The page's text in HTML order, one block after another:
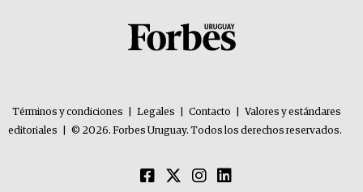
Términos y condiciones Legales Contacto
Valores y estándares
editoriales
© 2026. Forbes Uruguay. Todos los derechos reservados.